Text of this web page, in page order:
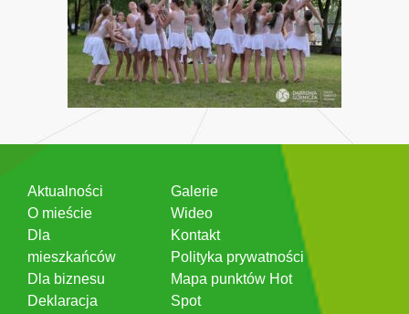
Aktualności
O mieście
Dla
mieszkańców
Dla biznesu
Deklaracja
Galerie
Wideo
Kontakt
Polityka prywatności
Mapa punktów Hot
Spot